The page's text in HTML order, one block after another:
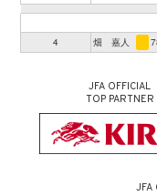
4
畑 嘉人
JFA OFFICIAL
TOP PARTNER
JFA